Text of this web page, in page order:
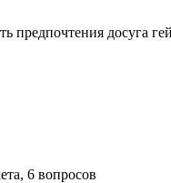
предпочтения досуга
6 вопросов